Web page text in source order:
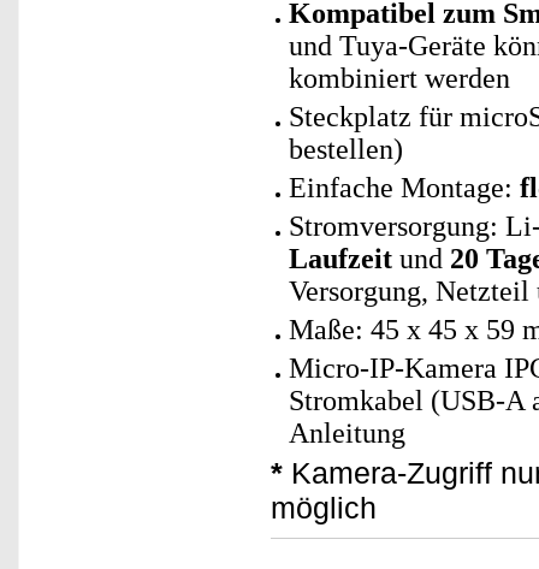
Kompatibel zum
und Tuya-Geräte
kombiniert werden
Steckplatz für
bestellen)
Einfache Montage:
Stromversorgung:
Laufzeit und 20
Versorgung, Netzteil
Maße: 45 x 45 x 59
Micro-IP-Kamera
Stromkabel (USB-A
Anleitung
* Kamera-Zugriff
möglich